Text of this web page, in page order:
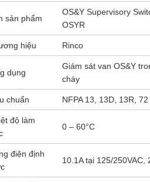
sản phẩm
OS&Y Supervisory
OSYR
hiệu Rinco
dụng
Giám sát van OS&Y
cháy
chuẩn NFPA 13, 13D, 13R,
độ làm
0 – 60°C
điện định
10.1A tại 125/250VAC,